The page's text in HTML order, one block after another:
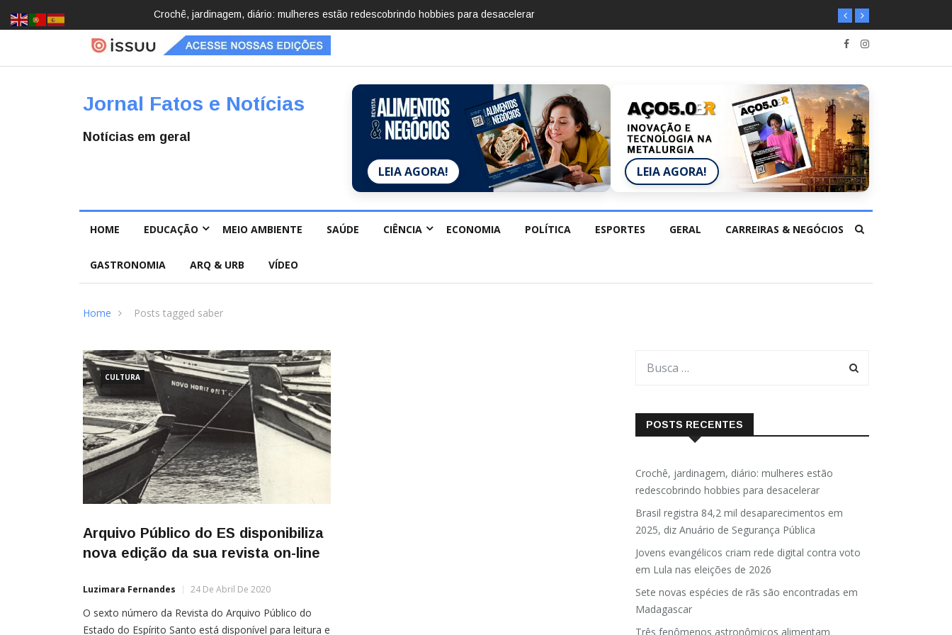
hobbies para desacelerarBrasil registra 84,2 mil desaparecimentos em 2025, diz Anuário de Segurança
Pública
Jornal Fatos e Notícias
Notícias em geral
LEIA AGORA! LEIA AGORA!
HOME EDUCAÇÃO MEIO AMBIENTE SAÚDE CIÊNCIA ECONOMIA POLÍTICA ESPORTES GERAL CARREIRAS & NEGÓCIOS
GASTRONOMIA ARQ & URB VÍDEO
Home Posts tagged saber
CULTURA
Arquivo Público do ES disponibiliza
nova edição da sua revista on-line
Luzimara Fernandes 24 De Abril De 2020
O sexto número da Revista do Arquivo Público do
Estado do Espírito Santo está disponível para leitura e
POSTS RECENTES
Crochê, jardinagem, diário: mulheres estão
redescobrindo hobbies para desacelerar
Brasil registra 84,2 mil desaparecimentos em
2025, diz Anuário de Segurança Pública
Jovens evangélicos criam rede digital contra voto
em Lula nas eleições de 2026
Sete novas espécies de rãs são encontradas em
Madagascar
Três fenômenos astronômicos alimentam